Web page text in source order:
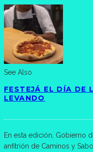
See Also
FESTEJÁ EL DÍA DE
LEVANDO
En esta edición, Gobierno
anfitrión de Caminos y